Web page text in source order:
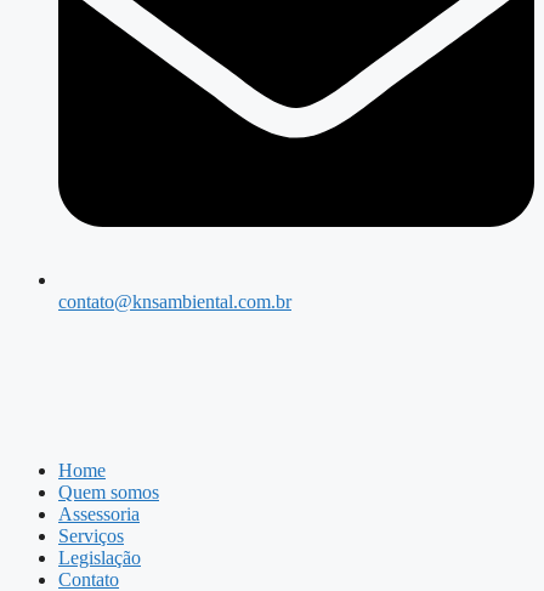
contato@knsambiental.com.br
Home
Quem somos
Assessoria
Serviços
Legislação
Contato